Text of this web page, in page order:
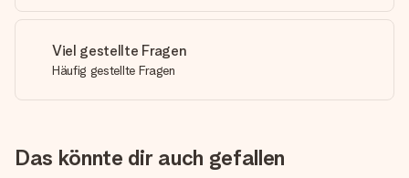
Viel gestellte Fragen
Häufig gestellte Fragen
Das könnte dir auch gefallen